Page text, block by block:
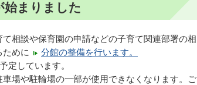
始まりました
相談や保育園の申請などの子育て関連部署の相
めに
分館の整備を行います。
定しています。
場や駐輪場の一部が使用できなくなります。ご